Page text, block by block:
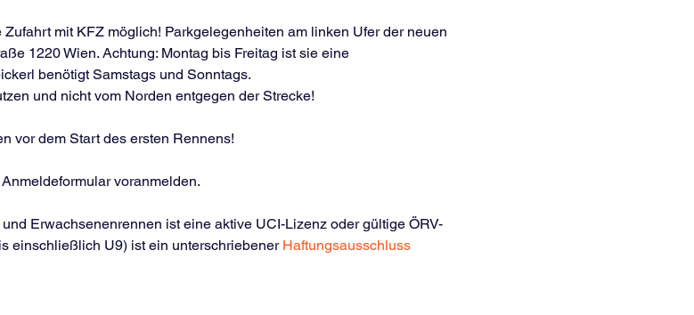
mit KFZ möglich! Parkgelegenheiten am linken Ufer der neuen
1220 Wien. Achtung: Montag bis Freitag ist sie eine
benötigt Samstags und Sonntags.
und nicht vom Norden entgegen der Strecke!
vor dem Start des ersten Rennens!
voranmelden.
Erwachsenenrennen ist eine aktive UCI-Lizenz oder gültige ÖRV-
einschließlich U9) ist ein unterschriebener Haftungsausschluss